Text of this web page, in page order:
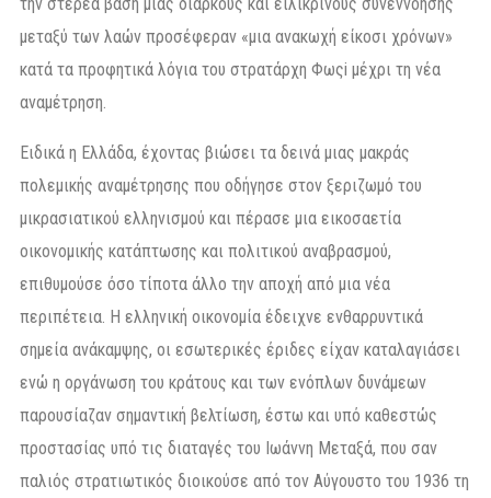
την στέρεα βάση μιας διαρκούς και ειλικρινούς συνεννόησης
μεταξύ των λαών προσέφεραν «μια ανακωχή είκοσι χρόνων»
κατά τα προφητικά λόγια του στρατάρχη Φωςi μέχρι τη νέα
αναμέτρηση.
Ειδικά η Ελλάδα, έχοντας βιώσει τα δεινά μιας μακράς
πολεμικής αναμέτρησης που οδήγησε στον ξεριζωμό του
μικρασιατικού ελληνισμού και πέρασε μια εικοσαετία
οικονομικής κατάπτωσης και πολιτικού αναβρασμού,
επιθυμούσε όσο τίποτα άλλο την αποχή από μια νέα
περιπέτεια. Η ελληνική οικονομία έδειχνε ενθαρρυντικά
σημεία ανάκαμψης, οι εσωτερικές έριδες είχαν καταλαγιάσει
ενώ η οργάνωση του κράτους και των ενόπλων δυνάμεων
παρουσίαζαν σημαντική βελτίωση, έστω και υπό καθεστώς
προστασίας υπό τις διαταγές του Ιωάννη Μεταξά, που σαν
παλιός στρατιωτικός διοικούσε από τον Αύγουστο του 1936 τη